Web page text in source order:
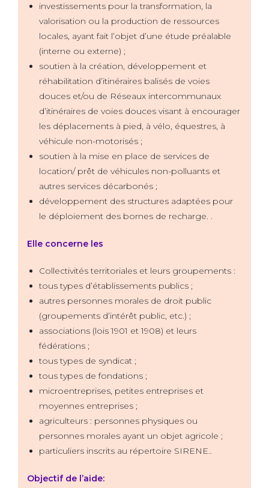
investissements pour la transformation, la
valorisation ou la production de ressources
locales, ayant fait l’objet d’une étude préalable
(interne ou externe) ;
soutien à la création, développement et
réhabilitation d’itinéraires balisés de voies
douces et/ou de Réseaux intercommunaux
d’itinéraires de voies douces visant à encourager
les déplacements à pied, à vélo, équestres, à
véhicule non-motorisés ;
soutien à la mise en place de services de
location/ prêt de véhicules non-polluants et
autres services décarbonés ;
développement des structures adaptées pour
le déploiement des bornes de recharge. .
Elle concerne les
Collectivités territoriales et leurs groupements :
tous types d’établissements publics ;
autres personnes morales de droit public
(groupements d’intérêt public, etc.) ;
associations (lois 1901 et 1908) et leurs
fédérations ;
tous types de syndicat ;
tous types de fondations ;
microentreprises, petites entreprises et
moyennes entreprises ;
agriculteurs : personnes physiques ou
personnes morales ayant un objet agricole ;
particuliers inscrits au répertoire SIRENE..
Objectif de l’aide: